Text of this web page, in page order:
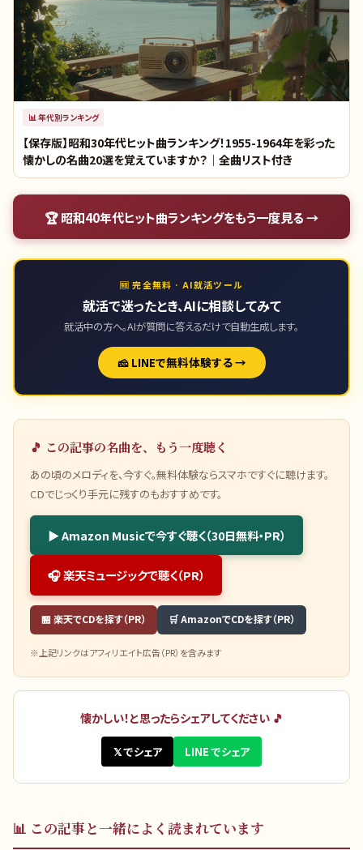
📊年代別ランキング
【保存版】昭和30年代ヒット曲ランキング！1955-1964年を彩った
懐かしの名曲20選を覚えていますか？｜全曲リスト付き
🏆昭和40年代ヒット曲ランキングをもう一度見る →
🆓 完全無料 · AI就活ツール
就活で迷ったとき、AIに相談してみて
就活中の方へ。AIが質問に答えるだけで自動生成します。
🧀 LINEで無料体験する →
🎵 この記事の名曲を、もう一度聴く
あの頃のメロディを、今すぐ。無料体験ならスマホですぐに聴けます。
CDでじっくり手元に残すのもおすすめです。
▶ Amazon Musicで今すぐ聴く（30日無料・PR）
🎧 楽天ミュージックで聴く（PR）
🏪 楽天でCDを探す（PR） 🛒 AmazonでCDを探す（PR）
※上記リンクはアフィリエイト広告（PR）を含みます
懐かしい！と思ったらシェアしてください 🎵
𝕏 でシェア LINE でシェア
📊 この記事と一緒によく読まれています